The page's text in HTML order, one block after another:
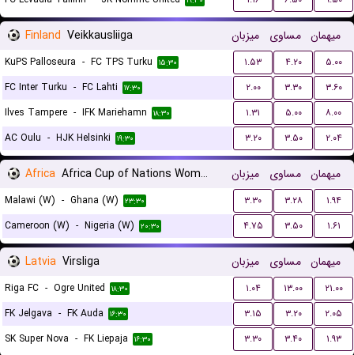
Finland Veikkausliiga میزبان مساوی میهمان
KuPS Palloseura - FC TPS Turku ۱۵:۳۰ ۱.۵۳ ۴.۲۰
۵.۰۰
FC Inter Turku - FC Lahti ۱۷:۳۰ ۲.۰۰ ۳.۳۰
۳.۶۰
Ilves Tampere - IFK Mariehamn ۱۸:۳۰ ۱.۳۱ ۵.۰۰
۸.۰۰
AC Oulu - HJK Helsinki ۱۹:۳۰ ۳.۲۰ ۳.۵۰ ۲.۰۴
Africa Africa Cup of Nations Women میزبان مساوی میهمان
Malawi (W) - Ghana (W) ۲۳:۳۰ ۳.۳۰ ۳.۲۸
۱.۹۴
Cameroon (W) - Nigeria (W) ۲۰:۳۰ ۴.۷۵ ۳.۵۰ ۱.۶۱
Latvia Virsliga میزبان مساوی میهمان
Riga FC - Ogre United ۱۸:۳۰ ۱.۰۴ ۱۳.۰۰
۲۱.۰۰
FK Jelgava - FK Auda ۱۶:۳۰ ۳.۱۵ ۳.۲۰
۲.۰۵
SK Super Nova - FK Liepaja ۱۶:۳۰ ۳.۳۰ ۳.۴۰ ۱.۹۳